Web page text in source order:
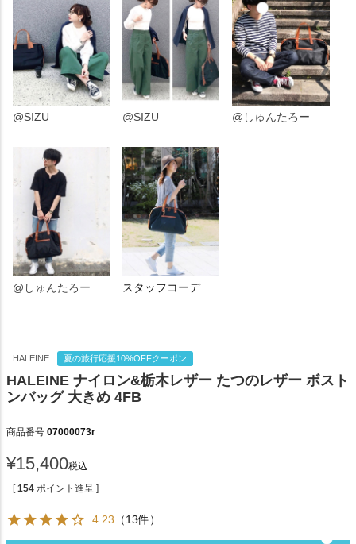
@SIZU @SIZU @しゅんたろー
@しゅんたろー スタッフコーデ
HALEINE 夏の旅行応援10%OFFクーポン
HALEINE ナイロン&栃木レザー たつのレザー ボスト
ンバッグ 大きめ 4FB
商品番号 07000073r
¥15,400税込
[ 154 ポイント進呈 ]
4.23 （13件）